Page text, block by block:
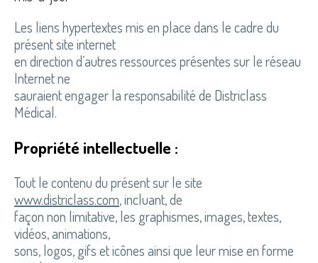
Les liens hypertextes mis en place dans le cadre du
présent site internet
en direction d’autres ressources présentes sur le réseau
Internet ne
sauraient engager la responsabilité de Districlass
Médical.
Propriété intellectuelle :
Tout le contenu du présent sur le site
www.districlass.com, incluant, de
façon non limitative, les graphismes, images, textes,
vidéos, animations,
sons, logos, gifs et icônes ainsi que leur mise en forme